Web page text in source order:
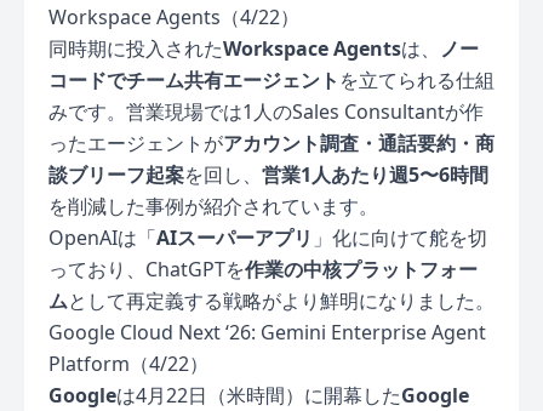
Workspace Agents（4/22）
同時期に投入されたWorkspace Agentsは、 ノー
コードでチーム共有エージェント を立てられる仕組
みです。営業現場では1人のSales Consultantが作
ったエージェントがアカウント調査・通話要約・商
談ブリーフ起案を回し、 営業1人あたり週5〜6時間
を削減した事例が紹介されています。
OpenAIは「AIスーパーアプリ 」化に向けて舵を切
っており、ChatGPTを作業の中核プラットフォー
ムとして再定義する戦略がより鮮明になりました。
Google Cloud Next ‘26: Gemini Enterprise Agent
Platform（4/22）
Googleは4月22日（米時間）に開幕したGoogle